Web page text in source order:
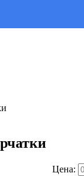
Цена: